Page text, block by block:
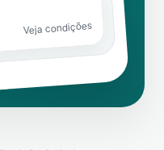
Veja condições